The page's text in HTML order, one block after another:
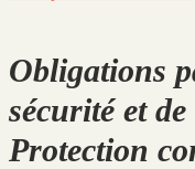
Obligations
sécurité et
Protection